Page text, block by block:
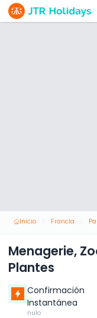
Inicio Francia
Menagerie,
Plantes
Confirmación
Instantánea
nulo